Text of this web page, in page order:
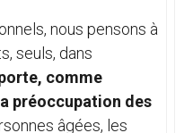
nous pensons à
seuls, dans
comme
préoccupation des
âgées, les